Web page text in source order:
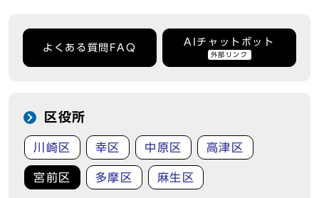
よくある質問FAQ
AIチャットボット
外部リンク
区役所
川崎区 幸区 中原区 高津区
宮前区 多摩区 麻生区